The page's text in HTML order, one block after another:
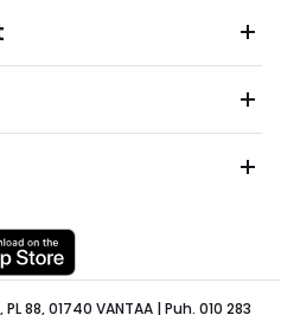
88, 01740 VANTAA | Puh. 010 283